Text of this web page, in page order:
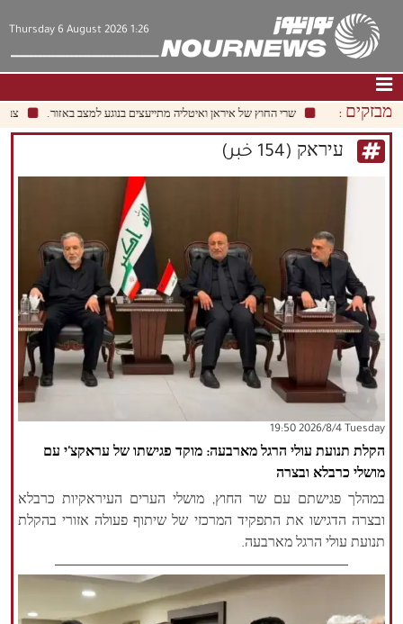
Thursday 6 August 2026 1:26
דף הבית| צור קשר |אודות
חדשות
תרבות וחברה
כלכלה
פוליטיקה
מולטימדיה
|فارسي|
English
|العربيه|
|
|
русский |中文
|
הזכויות שמורות נור ניוז
מבזקים : צבא ישראל שרי החוץ של איראן ואיטליה מתייעצים בנוגע למצב באזור.
עיראק (154 خبر)
‫‫Tuesday‬‬ 2026/8/4 19:50
הקלת תנועת עולי הרגל מארבעה: מוקד פגישתו של עראקצ'י עם
מושלי כרבלא ובצרה
במהלך פגישתם עם שר החוץ, מושלי הערים העיראקיות כרבלא
ובצרה הדגישו את התפקיד המרכזי של שיתוף פעולה אזורי בהקלת
תנועת עולי הרגל מארבעה.